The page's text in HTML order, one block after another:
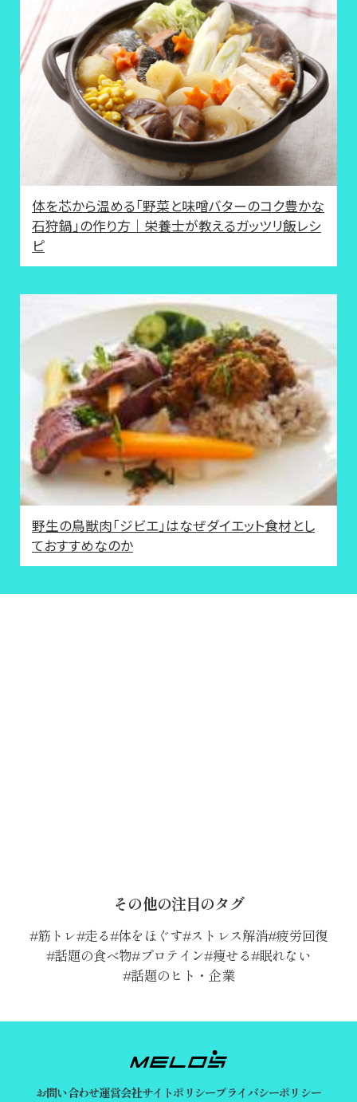
体を芯から温める「野菜と味噌バターのコク豊かな
石狩鍋」の作り方｜栄養士が教えるガッツリ飯レシ
ピ
野生の鳥獣肉「ジビエ」はなぜダイエット食材とし
ておすすめなのか
その他の注目のタグ
筋トレ 走る 体をほぐす ストレス解消 疲労回復
話題の食べ物 プロテイン 痩せる 眠れない
話題のヒト・企業
お問い合わせ運営会社サイトポリシープライバシーポリシー